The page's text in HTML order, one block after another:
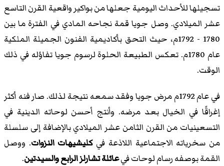
تسجيلها للأحداث اليومية جعلها من بواكير واقعية القرن التاسع
عشر الميلادي. وصل جويا قمة نجاحه المادي في الفترة ما بين
1780 - 1792م، حيث التحق بأكاديمية الفنون الجميلة الملكية
عام 1780م. تعكس الطبيعة الحلوة لرسوم جويا تفاؤله في ذلك
الوقت.
في عام 1792م مرض جويا وفقد سمعه نتيجة لذلك. صار فنه أكثر
إغراقًا في الخيال بعد مرضه. وأنتج أحسن لوحاته الدينية في
التسعينيات من القرن الثامن عشر الميلادي بالإضافة إلى سلسلة
من سخرياته الاجتماعية اللاذعة فيكليشيهات النزوات. ووصل
القمة بوصفه رسام لوحات فيعائلة تشارلز الرابع والسيدتين.